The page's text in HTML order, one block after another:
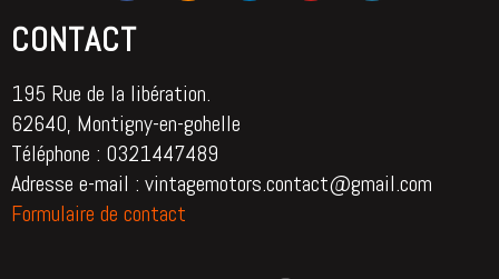
CONTACT
195 Rue de la libération.
62640, Montigny-en-gohelle
Téléphone : 0321447489
Adresse e-mail : vintagemotors.contact@gmail.com
Formulaire de contact